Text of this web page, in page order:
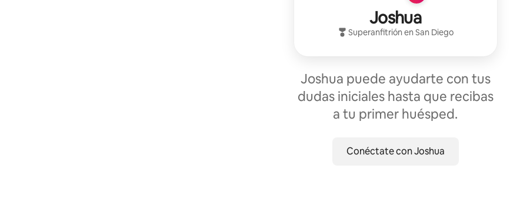
Joshua
SuperanfitriónenSan Diego
Joshua puede ayudarte con tus
dudas iniciales hasta que recibas
a tu primer huésped.
Conéctate con Joshua